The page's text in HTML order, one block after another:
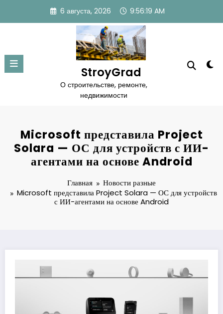
содержимому
6 августа, 2026 9:56:20 AM
StroyGrad
О строительстве, ремонте,
недвижимости
Microsoft представила Project
Solara — ОС для устройств с ИИ-
агентами на основе Android
Главная
Новости разные
Microsoft представила Project Solara — ОС для устройств
с ИИ-агентами на основе Android